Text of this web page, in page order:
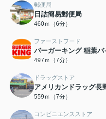
郵便局
日詰簡易郵便局
460ｍ（6分）
ファーストフード
バーガーキング 稲葉バ
497ｍ（7分）
ドラッグストア
アメリカンドラッグ長
559ｍ（7分）
コンビニエンスストア